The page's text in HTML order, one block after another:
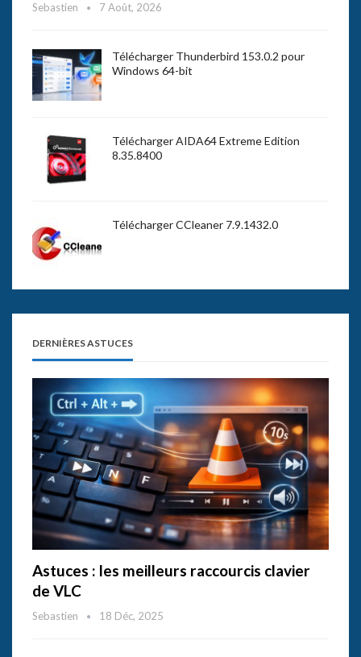
Sebastien 7 Août, 2026
Télécharger Thunderbird 153.0.2 pour
Windows 64-bit
Télécharger AIDA64 Extreme Edition
8.35.8400
Télécharger CCleaner 7.9.1432.0
DERNIÈRES ASTUCES
Astuces : les meilleurs raccourcis clavier
de VLC
Sebastien 18 Déc, 2025